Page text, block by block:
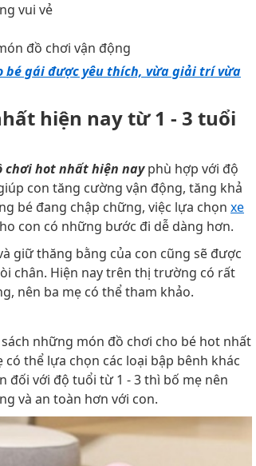
vui vẻ
đồ chơi vận động
bé gái được yêu thích, vừa giải trí vừa
hiện nay từ 1 - 3 tuổi
chơi hot nhất hiện nayphù hợp với độ
con tăng cường vận động, tăng khả
bé đang chập chững, việc lựa chọn xe
con có những bước đi dễ dàng hơn.
giữ thăng bằng của con cũng sẽ được
chân. Hiện nay trên thị trường có rất
nên ba mẹ có thể tham khảo.
những món đồ chơi cho bé hot nhất
thể lựa chọn các loại bập bênh khác
đối với độ tuổi từ 1 - 3 thì bố mẹ nên
và an toàn hơn với con.